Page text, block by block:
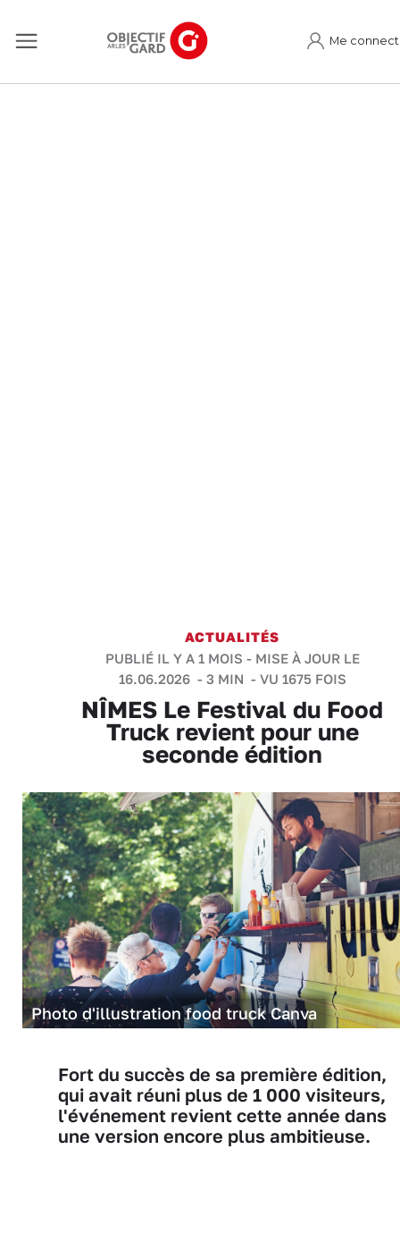
Me
ACTUALITÉS
PUBLIÉ IL Y A 1 MOIS - MISE À JOUR LE
16.06.2026 - 3 MIN - VU 1675 FOIS
NÎMES Le Festival du Food
Truck revient pour une
seconde édition
Photo d'illustration food truck Canva
Fort du succès de sa première édition,
qui avait réuni plus de 1 000 visiteurs,
l'événement revient cette année dans
une version encore plus ambitieuse.